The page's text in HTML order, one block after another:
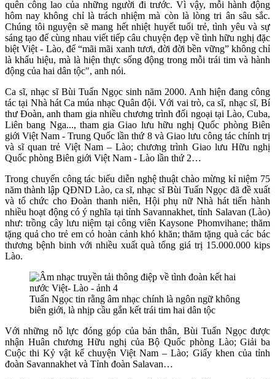
quên công lao của những người đi trước. Vì vậy, mỗi hành động
hôm nay không chỉ là trách nhiệm mà còn là lòng tri ân sâu sắc.
Chúng tôi nguyện sẽ mang hết nhiệt huyết tuổi trẻ, tình yêu và sự
sáng tạo để cùng nhau viết tiếp câu chuyện đẹp về tình hữu nghị đặc
biệt Việt - Lào, để “mãi mãi xanh tươi, đời đời bền vững” không chỉ
là khẩu hiệu, mà là hiện thực sống động trong mỗi trái tim và hành
động của hai dân tộc", anh nói.
Ca sĩ, nhạc sĩ Bùi Tuấn Ngọc sinh năm 2000. Anh hiện đang công
tác tại Nhà hát Ca múa nhạc Quân đội. Với vai trò, ca sĩ, nhạc sĩ, Bí
thư Đoàn, anh tham gia nhiều chương trình đối ngoại tại Lào, Cuba,
Liên bang Nga..., tham gia Giao lưu hữu nghị Quốc phòng Biên
giới Việt Nam - Trung Quốc lần thứ 8 và Giao lưu công tác chính trị
và sĩ quan trẻ Việt Nam – Lào; chương trình Giao lưu Hữu nghị
Quốc phòng Biên giới Việt Nam - Lào lần thứ 2…
Trong chuyến công tác biểu diễn nghệ thuật chào mừng kỉ niệm 75
năm thành lập QĐND Lào, ca sĩ, nhạc sĩ Bùi Tuấn Ngọc đã đề xuất
và tổ chức cho Đoàn thanh niên, Hội phụ nữ Nhà hát tiến hành
nhiều hoạt động có ý nghĩa tại tỉnh Savannakhet, tỉnh Salavan (Lào)
như: trồng cây lưu niệm tại công viên Kaysone Phomvihane; thăm
tặng quả cho trẻ em có hoàn cảnh khó khăn; thăm tặng quà các bác
thương bệnh binh với nhiều xuất quà tổng giá trị 15.000.000 kips
Lào.
Tuấn Ngọc tin rằng âm nhạc chính là ngôn ngữ không
biên giới, là nhịp cầu gắn kết trái tim hai dân tộc
Với những nỗ lực đóng góp của bản thân, Bùi Tuấn Ngọc được
nhận Huân chương Hữu nghị của Bộ Quốc phòng Lào; Giải ba
Cuộc thi Kỷ vật kể chuyện Việt Nam – Lào; Giấy khen của tỉnh
đoàn Savannakhet và Tỉnh đoàn Salavan…